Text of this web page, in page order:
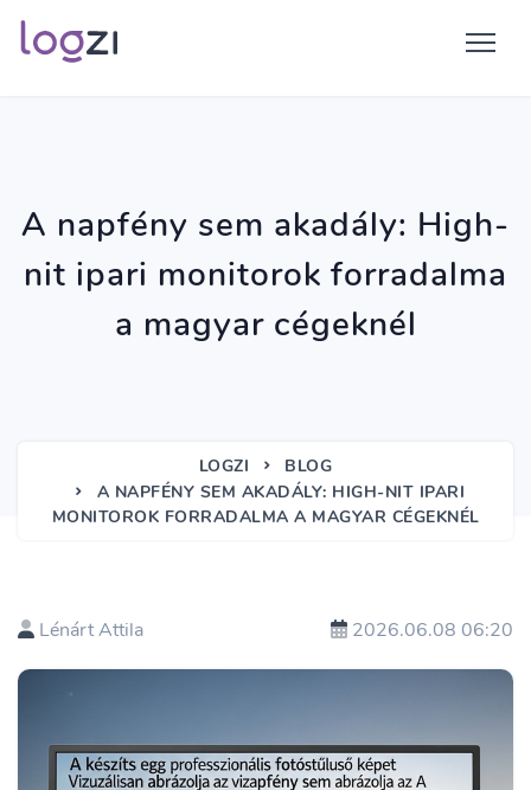
A napfény sem akadály: High-
nit ipari monitorok forradalma
a magyar cégeknél
LOGZI
BLOG
A NAPFÉNY SEM AKADÁLY: HIGH-NIT IPARI
MONITOROK FORRADALMA A MAGYAR CÉGEKNÉL
Lénárt Attila 2026.06.08 06:20